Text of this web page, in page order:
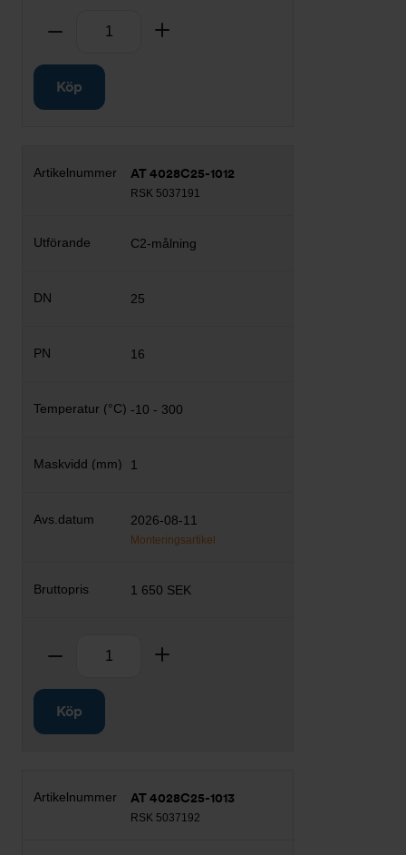
Ta bort
Köp
AT 4028C25-1012
RSK 5037191
C2-målning
25
16
-10 - 300
1
2026-08-11
Monteringsartikel
1 650 SEK
Ta bort
Köp
AT 4028C25-1013
RSK 5037192